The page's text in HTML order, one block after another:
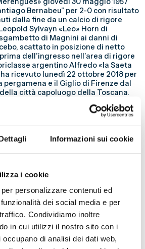
Informazioni sui cookie
i cookie
personalizzare contenuti ed
dei social media e per
Condividiamo inoltre
in cui utilizzi il nostro sito con i
di analisi dei dati web,
Bernabeu” per 2-0 con risultato
dalla fine da un calcio di rigore
Sylvayn «Leo» Horn di
di Magnini ai danni di
scattato in posizione di netto
dell’ingresso nell’area di rigore
argentino Alfredo «la Saeta
ricevuto lunedì 22 ottobre 2018 per
pergamena e il Giglio di Firenze dal
città capoluogo della Toscana.
per fronteggiare gli attacchi
nel clima di una squadra che
della Serie A e che nei due
stagione agonistica 1958/1959, a
contro la Triestina domenica 2
metri che si infilò nell’angolino
del pareggio contro l’Alessandria
sei minuti dopo il vantaggio per i
Oldani, a sette minuti dalla fine
circa diciotto metri nell’angolino
di un calcio d’angolo), con cui
di realizzazioni in un massimo